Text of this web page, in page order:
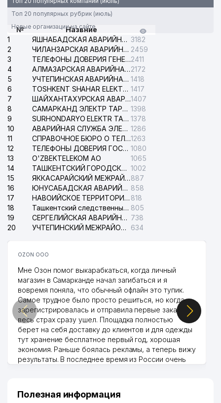
Топ 20 популярных рубрик (июль)
Новые организации на сайте
№
Назвние
1
ЯШНАБАДСКАЯ АВАРИЙНАЯ СЛУЖБА ЭЛЕКТРОСЕТИ 3182
2
ЧИЛАНЗАРСКАЯ АВАРИЙНАЯ СЛУЖБА ЭЛЕКТРОСЕТИ 2459
3
ТЕЛЕФОНЫ ДОВЕРИЯ ГЕНЕРАЛЬНОЙ ПРОКУРАТУРЫ РЕСПУБЛИКИ УЗБЕКИСТАН2411
4
АЛМАЗАРСКАЯ АВАРИЙНАЯ СЛУЖБА ЭЛЕКТРОСЕТИ2172
5
УЧТЕПИНСКАЯ АВАРИЙНАЯ СЛУЖБА ЭЛЕКТРОСЕТИ 1418
6
TOSHKENT SHAHAR ELEKTR TARMOQLARI KORXONASI АО 1417
7
ШАЙХАНТАХУРСКАЯ АВАРИЙНАЯ СЛУЖБА ЭЛЕКТРОСЕТИ1407
8
САМАРКАНД ЭЛЕКТР ТАРМОКЛАРИ АО 1398
9
SURHONDARYO ELEKTR TARMOKLARI АО 1378
10
АВАРИЙНАЯ СЛУЖБА ЭЛЕКТРОСЕТИ ТАШКЕНТСКОГО РАЙОНА 1286
11
СПРАВОЧНОЕ БЮРО О ТЕЛЕФОНАХ ОРГАНИЗАЦИЙ г. ТАШКЕНТА1263
12
ТЕЛЕФОНЫ ДОВЕРИЯ ГОСУДАРСТВЕННОГО ЦЕНТРА ТЕСТИРОВАНИЯ 1080
13
O'ZBEKTELEKOM АО
1065
14
ТАШКЕНТСКИЙ ГОРОДСКОЙ СУД ПО ГРАЖДАНСКИМ ДЕЛАМ 1002
15
ЯККАСАРАЙСКИЙ МЕЖРАЙОННЫЙ СУД ПО ГРАЖДАНСКИМ ДЕЛАМ887
16
ЮНУСАБАДСКАЯ АВАРИЙНАЯ СЛУЖБА ЭЛЕКТРОСЕТИ 858
17
НАВОИЙСКОЕ ТЕРРИТОРИАЛЬНОЕ ПРЕДПРИЯТИЕ ЭЛЕКТРОСЕТИ АО 818
18
Ташкентский следственный изолятор 805
19
СЕРГЕЛИЙСКАЯ АВАРИЙНАЯ СЛУЖБА ЭЛЕКТРОСЕТИ 738
20
УЧТЕПИНСКИЙ МЕЖРАЙОННЫЙ СУД ПО ГРАЖДАНСКИМ ДЕЛАМ 634
OZON ООО
Мне Озон помог выкарабкаться, когда личный
магазин в Самарканде начал загибаться и я
вовремя поняла, что обычный офлайн это тупик.
Самое трудное было просто решиться, но когда
зарегистрировалась и отправила первые заказы,
весь страх сразу ушел. Площадка полностью
берет на себя доставку до клиентов и для одежды
тут хранение бесплатное первый год, хорошая
экономия. Раньше боялась рекламы, а теперь вижу
результаты. В последнее время из России очень
Hamida 03.08.2026 12:45:39
Полезная информация